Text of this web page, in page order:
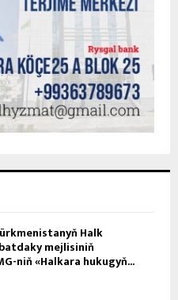
Halk
mejlisiniň
niň «Halkara hukugyň...